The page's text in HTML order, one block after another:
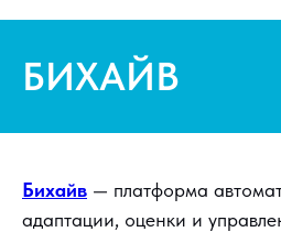
БИХАЙВ
Бихайв — платформа
адаптации, оценки и